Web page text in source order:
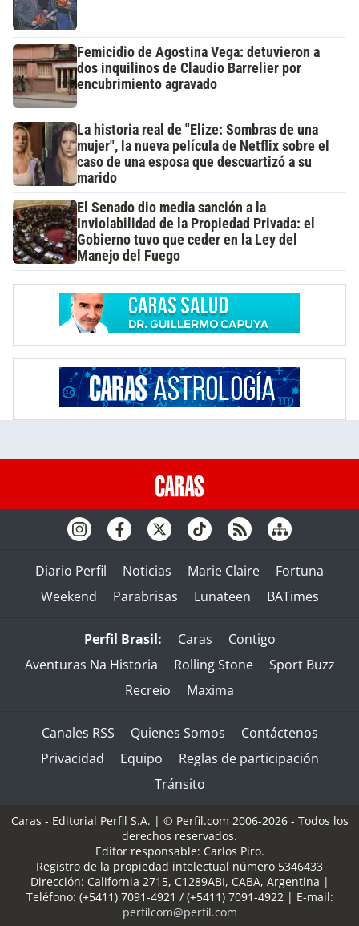
Femicidio de Agostina Vega: detuvieron a
dos inquilinos de Claudio Barrelier por
encubrimiento agravado
La historia real de "Elize: Sombras de una
mujer", la nueva película de Netflix sobre el
caso de una esposa que descuartizó a su
marido
El Senado dio media sanción a la
Inviolabilidad de la Propiedad Privada: el
Gobierno tuvo que ceder en la Ley del
Manejo del Fuego
Diario Perfil Noticias Marie Claire
Fortuna
Weekend
Parabrisas Lunateen BATimes
Perfil Brasil: Caras
Contigo
Aventuras Na Historia
Rolling Stone
Sport Buzz
Recreio
Maxima
Canales RSS Quienes Somos
Contáctenos
Privacidad
Equipo
Reglas de participación
Tránsito
Caras - Editorial Perfil S.A. | © Perfil.com 2006-2026 - Todos los
derechos reservados.
Editor responsable: Carlos Piro.
Registro de la propiedad intelectual número 5346433
Dirección: California 2715, C1289ABI, CABA, Argentina |
Teléfono: (+5411) 7091-4921 / (+5411) 7091-4922| E-mail:
perfilcom@perfil.com